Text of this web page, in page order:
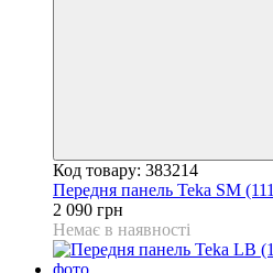
Код товару: 383214
Передня панель Teka SM
2 090 грн
Немає в наявності